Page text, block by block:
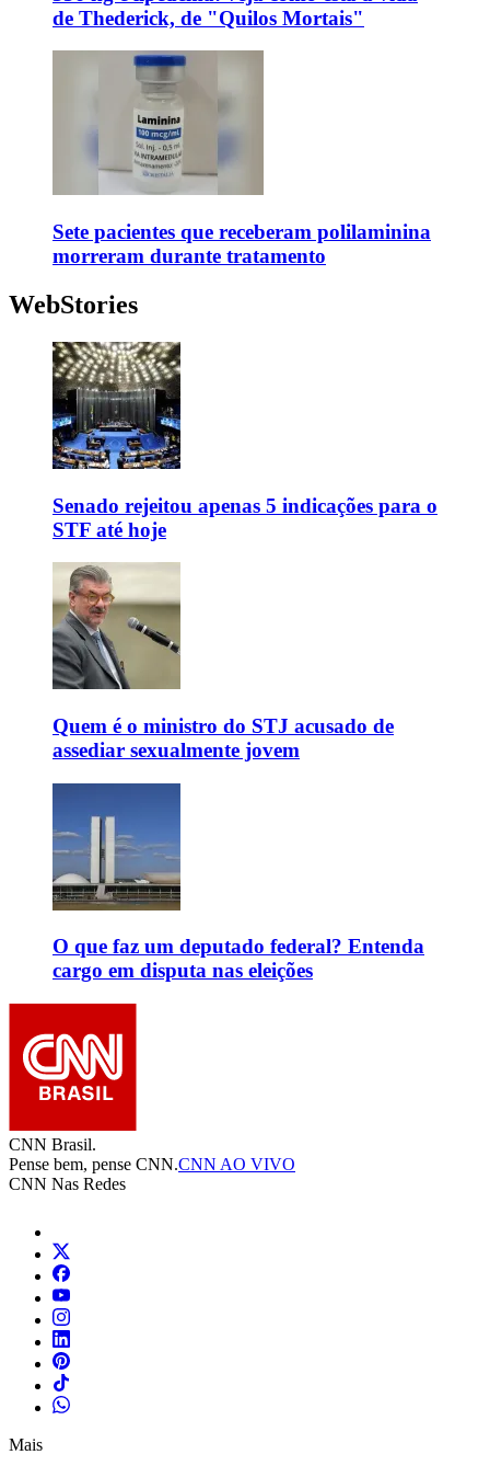
de Thederick, de "Quilos Mortais"
Sete pacientes que receberam polilaminina
morreram durante tratamento
WebStories
Senado rejeitou apenas 5 indicações para o
STF até hoje
Quem é o ministro do STJ acusado de
assediar sexualmente jovem
O que faz um deputado federal? Entenda
cargo em disputa nas eleições
CNN Brasil.
Pense bem, pense CNN.CNN AO VIVO
CNN Nas Redes
Mais